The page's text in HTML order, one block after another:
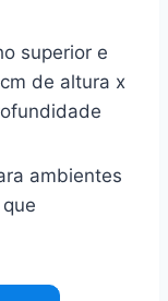
superior e
de altura x
ambientes